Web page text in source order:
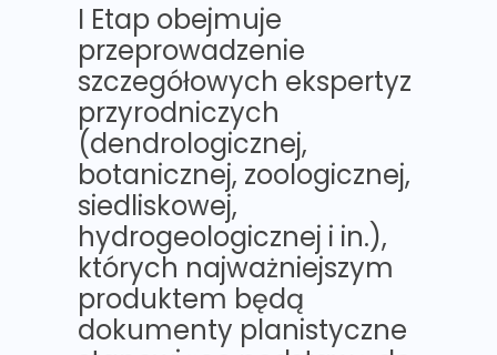
I Etap obejmuje
przeprowadzenie
szczegółowych ekspertyz
przyrodniczych
(dendrologicznej,
botanicznej, zoologicznej,
siedliskowej,
hydrogeologicznej i in.),
których najważniejszym
produktem będą
dokumenty planistyczne